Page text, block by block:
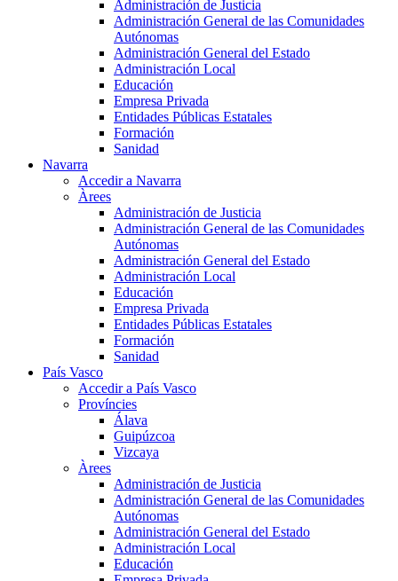
Administración de Justicia
Administración General de las Comunidades
Autónomas
Administración General del Estado
Administración Local
Educación
Empresa Privada
Entidades Públicas Estatales
Formación
Sanidad
Navarra
Accedir a Navarra
Àrees
Administración de Justicia
Administración General de las Comunidades
Autónomas
Administración General del Estado
Administración Local
Educación
Empresa Privada
Entidades Públicas Estatales
Formación
Sanidad
País Vasco
Accedir a País Vasco
Províncies
Álava
Guipúzcoa
Vizcaya
Àrees
Administración de Justicia
Administración General de las Comunidades
Autónomas
Administración General del Estado
Administración Local
Educación